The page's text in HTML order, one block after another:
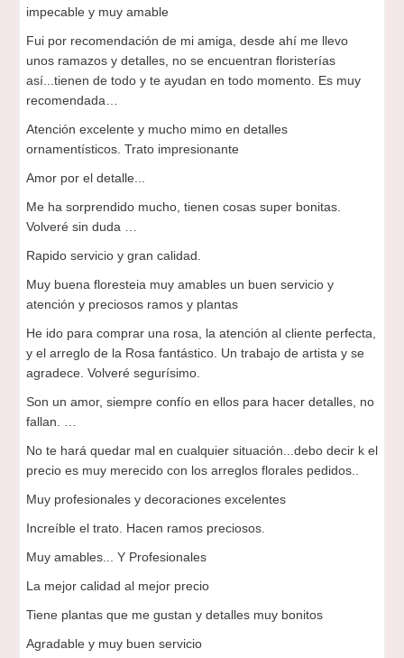
impecable y muy amable
Fui por recomendación de mi amiga, desde ahí me llevo
unos ramazos y detalles, no se encuentran floristerías
así...tienen de todo y te ayudan en todo momento. Es muy
recomendada…
Atención excelente y mucho mimo en detalles
ornamentísticos. Trato impresionante
Amor por el detalle...
Me ha sorprendido mucho, tienen cosas super bonitas.
Volveré sin duda …
Rapido servicio y gran calidad.
Muy buena floresteia muy amables un buen servicio y
atención y preciosos ramos y plantas
He ido para comprar una rosa, la atención al cliente perfecta,
y el arreglo de la Rosa fantástico. Un trabajo de artista y se
agradece. Volveré segurísimo.
Son un amor, siempre confío en ellos para hacer detalles, no
fallan. …
No te hará quedar mal en cualquier situación...debo decir k el
precio es muy merecido con los arreglos florales pedidos..
Muy profesionales y decoraciones excelentes
Increíble el trato. Hacen ramos preciosos.
Muy amables... Y Profesionales
La mejor calidad al mejor precio
Tiene plantas que me gustan y detalles muy bonitos
Agradable y muy buen servicio